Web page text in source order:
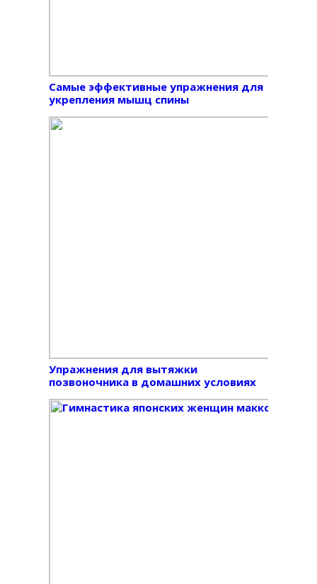
Самые эффективные упражнения для
укрепления мышц спины
Упражнения для вытяжки
позвоночника в домашних условиях